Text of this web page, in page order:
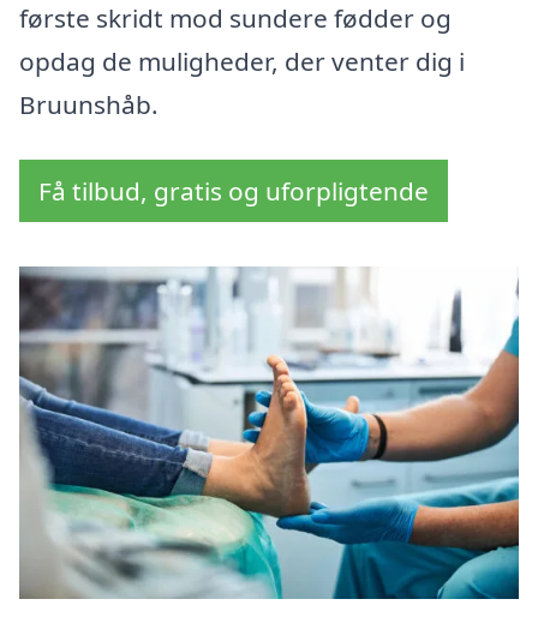
første skridt mod sundere fødder og
opdag de muligheder, der venter dig i
Bruunshåb.
Få tilbud, gratis og uforpligtende